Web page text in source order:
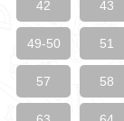
42 43
49-50 51
57 58